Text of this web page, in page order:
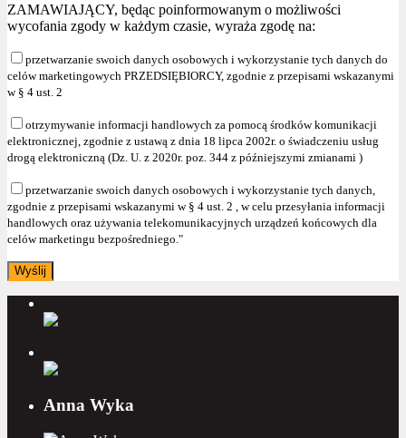
ZAMAWIAJĄCY, będąc poinformowanym o możliwości
wycofania zgody w każdym czasie, wyraża zgodę na:
przetwarzanie swoich danych osobowych i wykorzystanie tych danych do
celów marketingowych PRZEDSIĘBIORCY, zgodnie z przepisami wskazanymi
w § 4 ust. 2
otrzymywanie informacji handlowych za pomocą środków komunikacji
elektronicznej, zgodnie z ustawą z dnia 18 lipca 2002r. o świadczeniu usług
drogą elektroniczną (Dz. U. z 2020r. poz. 344 z późniejszymi zmianami )
przetwarzanie swoich danych osobowych i wykorzystanie tych danych,
zgodnie z przepisami wskazanymi w § 4 ust. 2 , w celu przesyłania informacji
handlowych oraz używania telekomunikacyjnych urządzeń końcowych dla
celów marketingu bezpośredniego."
Anna Wyka